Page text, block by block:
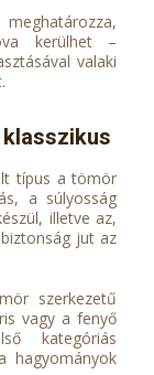
kerülhet –
valaki
típus a tömör
a súlyosság
illetve az,
jut az
szerkezetű
vagy a fenyő
kategóriás
hagyományok